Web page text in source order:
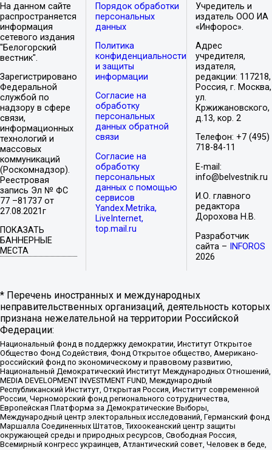
На данном сайте
распространяется
информация
сетевого издания
"Белогорский
вестник".
Зарегистрировано
Федеральной
службой по
надзору в сфере
связи,
информационных
технологий и
массовых
коммуникаций
(Роскомнадзор).
Реестровая
запись Эл № ФС
77 –81737 от
27.08.2021г
ПОКАЗАТЬ
БАННЕРНЫЕ
МЕСТА
Порядок обработки
персональных
данных
Политика
конфиденциальности
и защиты
информации
Согласие на
обработку
персональных
данных обратной
связи
Согласие на
обработку
персональных
данных с помощью
сервисов
Yandex.Metrika,
LiveInternet,
top.mail.ru
Учредитель и
издатель ООО ИА
«Инфорос».
Адрес
учредителя,
издателя,
редакции: 117218,
Россия, г. Москва,
ул.
Кржижановского,
д.13, кор. 2
Телефон: +7 (495)
718-84-11
E-mail:
info@belvestnik.ru
И.О. главного
редактора
Дорохова Н.В.
Разработчик
сайта –
INFOROS
2026
* Перечень иностранных и международных
неправительственных организаций, деятельность которых
признана нежелательной на территории Российской
Федерации:
Национальный фонд в поддержку демократии, Институт Открытое
Общество Фонд Содействия, Фонд Открытое общество, Американо-
российский фонд по экономическому и правовому развитию,
Национальный Демократический Институт Международных Отношений,
MEDIA DEVELOPMENT INVESTMENT FUND, Международный
Республиканский Институт, Открытая Россия, Институт современной
России, Черноморский фонд регионального сотрудничества,
Европейская Платформа за Демократические Выборы,
Международный центр электоральных исследований, Германский фонд
Маршалла Соединенных Штатов, Тихоокеанский центр защиты
окружающей среды и природных ресурсов, Свободная Россия,
Всемирный конгресс украинцев, Атлантический совет, Человек в беде,